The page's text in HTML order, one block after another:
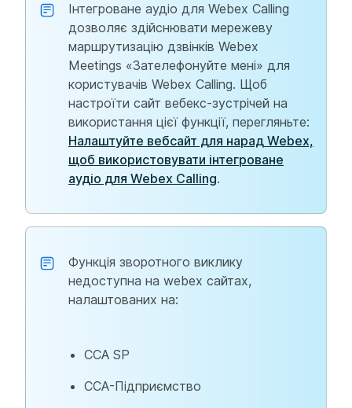
Інтегроване аудіо для Webex Calling
дозволяє здійснювати мережеву
маршрутизацію дзвінків Webex
Meetings «Зателефонуйте мені» для
користувачів Webex Calling. Щоб
настроїти сайт вебекс-зустрічей на
використання цієї функції, перегляньте:
Налаштуйте вебсайт для нарад Webex,
щоб використовувати інтегроване
аудіо для Webex Calling.
Функція зворотного виклику
недоступна на webex сайтах,
налаштованих на:
CCA SP
CCA-Підприємство